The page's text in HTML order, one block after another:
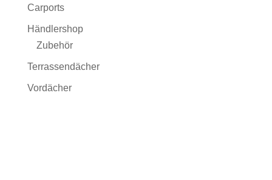
Carports
Händlershop
Zubehör
Terrassendächer
Vordächer